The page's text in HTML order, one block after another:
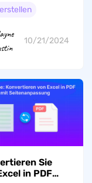
6
10/21/2024
Sie
in PDF